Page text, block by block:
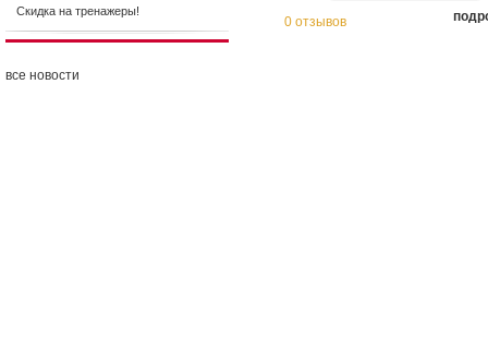
Скидка на тренажеры!
все новости
0 отзывов